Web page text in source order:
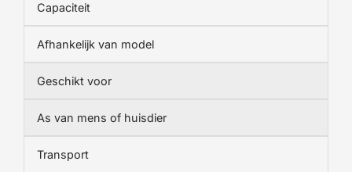
Capaciteit
Afhankelijk van model
Geschikt voor
As van mens of huisdier
Transport